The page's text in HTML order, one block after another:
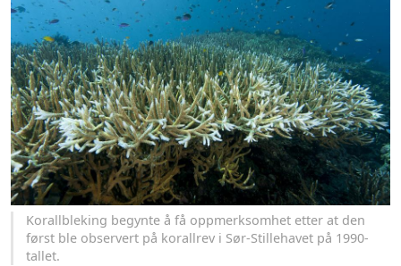
Korallbleking begynte å få oppmerksomhet etter at den
først ble observert på korallrev i Sør-Stillehavet på 1990-
tallet.